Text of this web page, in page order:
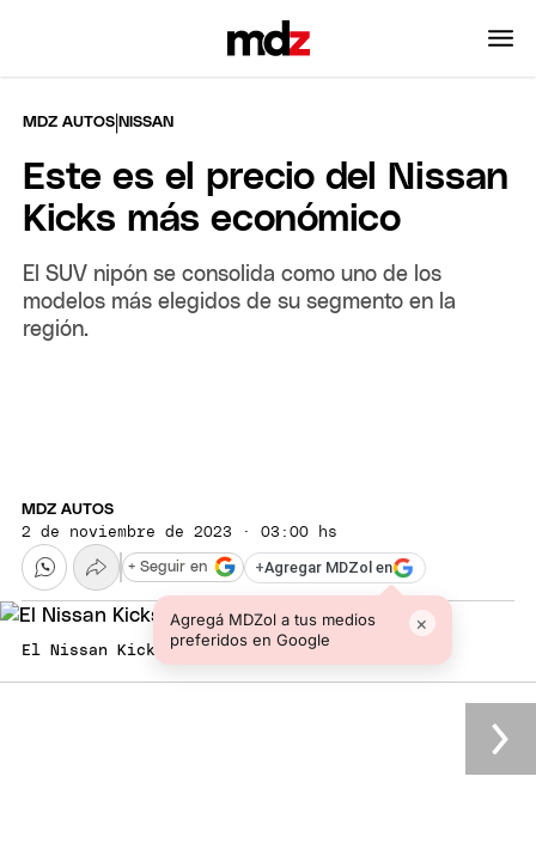
MDZ AUTOS |NISSAN
Este es el precio del Nissan
Kicks más económico
El SUV nipón se consolida como uno de los
modelos más elegidos de su segmento en la
región.
MDZ AUTOS
2 de noviembre de 2023 · 03:00 hs
+Agregar MDZol en
Agregá MDZol a tus medios
preferidos en Google
×
+ Seguir en
El Nissan Kicks más económico Foto: Nissan